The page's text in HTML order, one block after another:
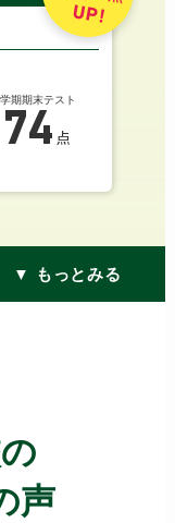
期期末テスト
74 点
UP!
▼ もっとみる
声